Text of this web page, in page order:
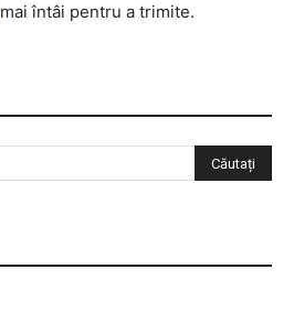
mai întâi pentru a trimite.